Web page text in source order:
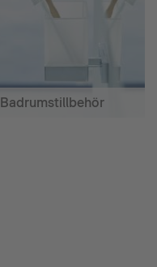
Badrumstillbehör